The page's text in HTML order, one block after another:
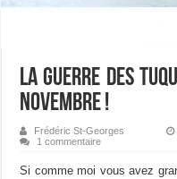
La Guerre des
novembre !
Frédéric St-Georges
1 commentaire
Si comme moi vous avez